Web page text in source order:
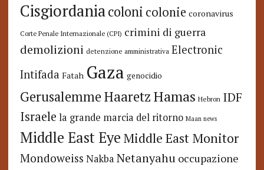
Cisgiordaniacoloni colonie coronavirus
Corte Penale Internazionale (CPI) crimini di guerra
demolizioni detenzione amministrativa Electronic
Intifada Fatah Gaza genocidio
GerusalemmeHaaretzHamas Hebron IDF
Israele la grande marcia del ritorno Maan news
Middle East Eye Middle East Monitor
Mondoweiss Nakba Netanyahu occupazione